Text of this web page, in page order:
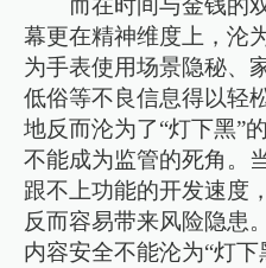
幕更在精神维度上，沦
为手表使用场景隐秘、
低俗等不良信息得以轻
地反而沦为了“灯下黑”
不能成为监管的死角。
跟不上功能的开发速度
反而容易带来风险隐患
内容安全不能沦为“灯下